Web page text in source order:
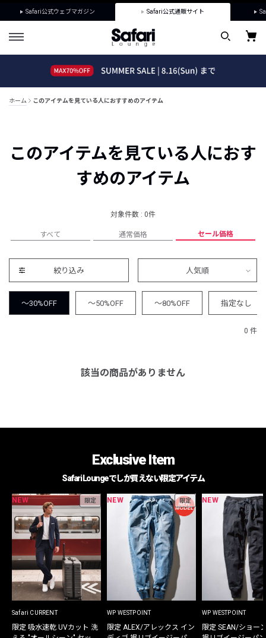
Safari公式ウェブマガジン Safari公式通販サイト
ホーム このアイテムを見ている人におすすめのアイテム
このアイテムを見ている人におす
すめのアイテム
対象件数 : 0件
すべて 通常価格 セール価格
絞り込み 人気順
～30%OFF ～50%OFF ～80%OFF 指定なし
0 件
該当の商品がありません
Exclusive Item
Safari Loungeでしか買えない限定アイテム
NEW 限定
Safari CURRENT
限定 吸水速乾 UVカット 洗
NEW 限定
WP WESTPOINT
限定 ALEX/アレックス イン
NEW
WP WESTPOINT
限定 SEAN/ショー